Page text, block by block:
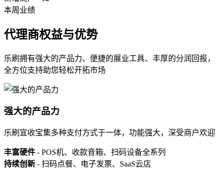
本周业绩
代理商权益与优势
乐刷拥有强大的产品力、便捷的展业工具、丰厚的分润回报，
全方位支持助您轻松开拓市场
强大的产品力
乐刷宜收宝集多种支付方式于一体，功能强大，深受商户欢迎
丰富硬件 - POS机、收款音箱、扫码设备全系列
持续创新 - 扫码点餐、电子发票、SaaS云店